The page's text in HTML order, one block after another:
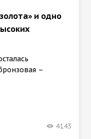
и одно
–
4143